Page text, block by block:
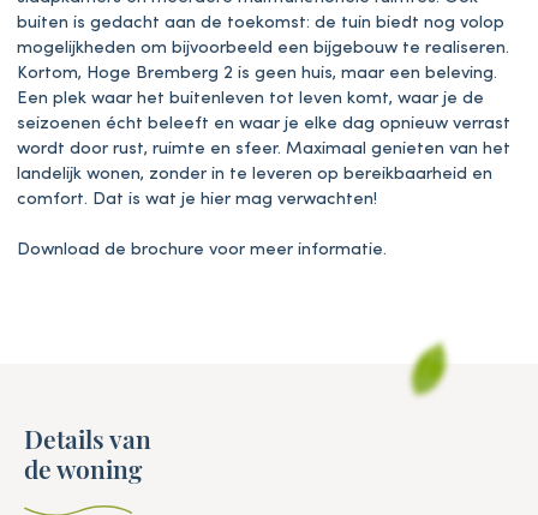
buiten is gedacht aan de toekomst: de tuin biedt nog volop
mogelijkheden om bijvoorbeeld een bijgebouw te realiseren.
Kortom, Hoge Bremberg 2 is geen huis, maar een beleving.
Een plek waar het buitenleven tot leven komt, waar je de
seizoenen écht beleeft en waar je elke dag opnieuw verrast
wordt door rust, ruimte en sfeer. Maximaal genieten van het
landelijk wonen, zonder in te leveren op bereikbaarheid en
comfort. Dat is wat je hier mag verwachten!
Download de brochure voor meer informatie.
Details van
de woning